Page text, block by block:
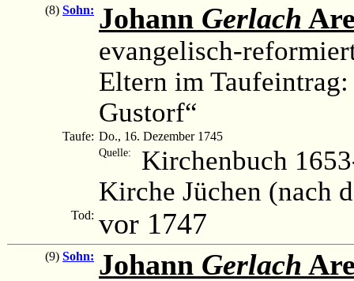
(8) Sohn: Johann Gerlach
evangelisch-
Eltern im Taufeintrag:
Gustorf“
Taufe: Do., 16. Dezember 1745
Quelle:
Kirchenbuch
Kirche Jüchen (nach
Tod: vor 1747
(9) Sohn: Johann Gerlach